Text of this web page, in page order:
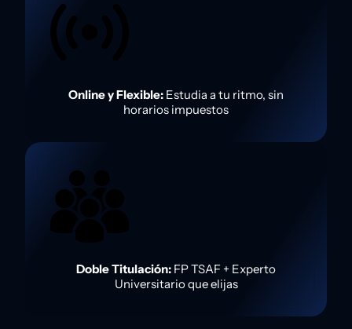
Online y Flexible: Estudia a tu ritmo, sin
horarios impuestos
Doble Titulación: FP TSAF + Experto
Universitario que elijas